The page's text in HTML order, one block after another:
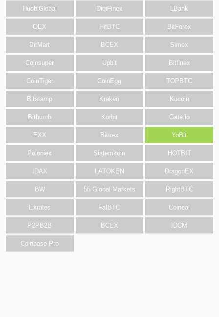
HuobiGlobal DigiFinex LBank
OEX HitBTC BitForex
BitMart BCEX Simex
Coinsuper Upbit Bitfinex
CoinTiger CoinEgg TOPBTC
Bitstamp Kraken Kucoin
Bithumb Korbit Gate.io
EXX Bittrex YoBit
Poloniex Sistemkoin HOTBIT
IDAX LATOKEN DragonEX
BW 55 Global Markets RightBTC
Exrates FatBTC Coineal
P2PB2B BCEX IDCM
Coinbase Pro